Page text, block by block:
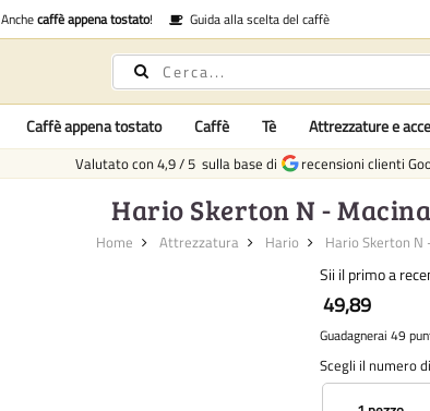
Anchecaffè appena tostato! Guida alla scelta del caffè
Caffè appena tostato Caffè Tè Attrezzature e
Valutato con4,9/5 sulla base di recensioni clienti
Hario Skerton N -
Home Attrezzatura Hario Hario Skerton N
Sii il primo a
49,89
Guadagnerai 49
Scegli il numero